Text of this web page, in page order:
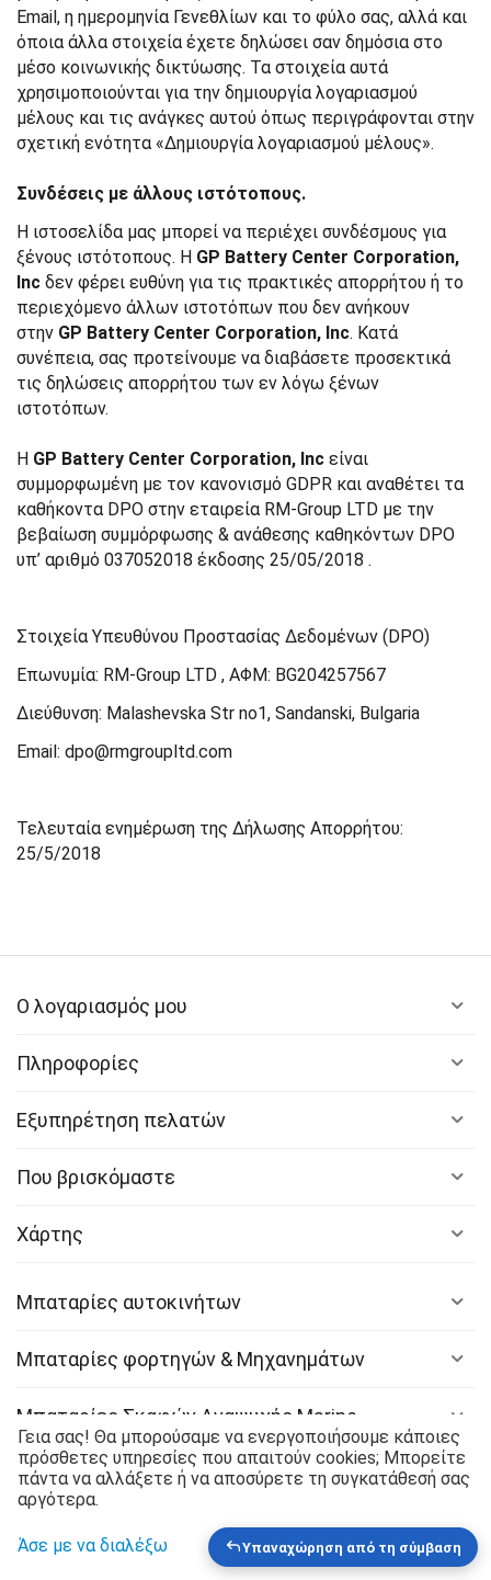
Email, η ημερομηνία Γενεθλίων και το φύλο σας, αλλά και
όποια άλλα στοιχεία έχετε δηλώσει σαν δημόσια στο
μέσο κοινωνικής δικτύωσης. Τα στοιχεία αυτά
χρησιμοποιούνται για την δημιουργία λογαριασμού
μέλους και τις ανάγκες αυτού όπως περιγράφονται στην
σχετική ενότητα «Δημιουργία λογαριασμού μέλους».
Συνδέσεις με άλλους ιστότοπους.
Η ιστοσελίδα μας μπορεί να περιέχει συνδέσμους για
ξένους ιστότοπους. Η GP Battery Center Corporation,
Inc δεν φέρει ευθύνη για τις πρακτικές απορρήτου ή το
περιεχόμενο άλλων ιστοτόπων που δεν ανήκουν
στην GP Battery Center Corporation, Inc. Κατά
συνέπεια, σας προτείνουμε να διαβάσετε προσεκτικά
τις δηλώσεις απορρήτου των εν λόγω ξένων
ιστοτόπων.
Η GP Battery Center Corporation, Inc είναι
συμμορφωμένη με τον κανονισμό GDPR και αναθέτει τα
καθήκοντα DPO στην εταιρεία RM-Group LTD με την
βεβαίωση συμμόρφωσης & ανάθεσης καθηκόντων DPO
υπ’ αριθμό 037052018 έκδοσης 25/05/2018 .
Στοιχεία Υπευθύνου Προστασίας Δεδομένων (DPO)
Επωνυμία: RM-Group LTD , ΑΦΜ: BG204257567
Διεύθυνση: Malashevska Str no1, Sandanski, Bulgaria
Email: dpo@rmgroupltd.com
Τελευταία ενημέρωση της Δήλωσης Απορρήτου:
25/5/2018
Ο λογαριασμός μου
Πληροφορίες
Εξυπηρέτηση πελατών
Που βρισκόμαστε
Χάρτης
Μπαταρίες αυτοκινήτων
Μπαταρίες φορτηγών & Μηχανημάτων
Μπαταρίες Σκαφών Αναψυχής Marine
Μπαταρίες Μοτοσυκλετών & ATV
Υπαναχώρηση από τη σύμβαση
Γεια σας! Θα μπορούσαμε να ενεργοποιήσουμε κάποιες
πρόσθετες υπηρεσίες που απαιτούν cookies; Μπορείτε
πάντα να αλλάξετε ή να αποσύρετε τη συγκατάθεσή σας
αργότερα.
Άσε με να διαλέξω είναι εντάξει